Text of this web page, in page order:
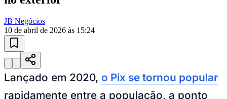
Ceará
10 anos de JBnovo portal
Esportes ao Vivo
atualizadas
Paulistão, Brasileirão, Champions League e mais. Placar em tempo
real, classificação e notícias esportivas.